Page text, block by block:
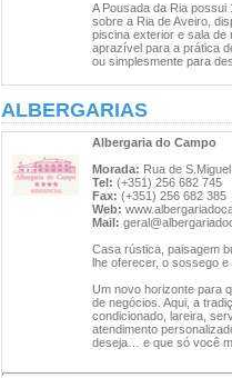
A Pousada da Ria
sobre a Ria de Aveiro,
piscina exterior e sala de
aprazível para a prática
ou simplesmente para
ALBERGARIAS
Albergaria do Campo
Morada: Rua de
Tel: (+351) 256 682 745
Fax: (+351) 256 682 385
Web:
Mail:
Casa rústica, paisagem
lhe oferecer, o sossego
Um novo horizonte para
de negócios. Aqui, a
condicionado, lareira,
atendimento
deseja… e que só você